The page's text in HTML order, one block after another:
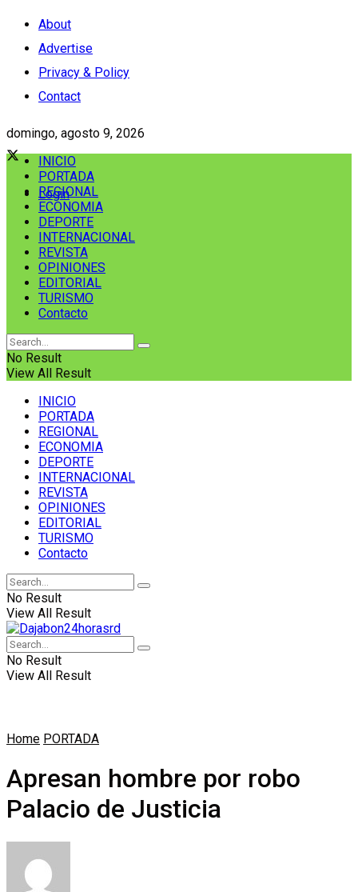
About
Advertise
Privacy & Policy
Contact
domingo, agosto 9, 2026
Login
INICIO
PORTADA
REGIONAL
ECONOMIA
DEPORTE
INTERNACIONAL
REVISTA
OPINIONES
EDITORIAL
TURISMO
Contacto
No Result
View All Result
INICIO
PORTADA
REGIONAL
ECONOMIA
DEPORTE
INTERNACIONAL
REVISTA
OPINIONES
EDITORIAL
TURISMO
Contacto
No Result
View All Result
No Result
View All Result
Home PORTADA
Apresan hombre por robo
Palacio de Justicia